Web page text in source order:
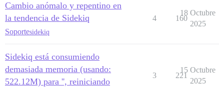
Cambio anómalo y repentino en
la tendencia de Sidekiq
Soportesidekiq
4 160
18 Octubre
2025
Sidekiq está consumiendo
demasiada memoria (usando:
522.12M) para '', reiniciando
3 221
15 Octubre
2025